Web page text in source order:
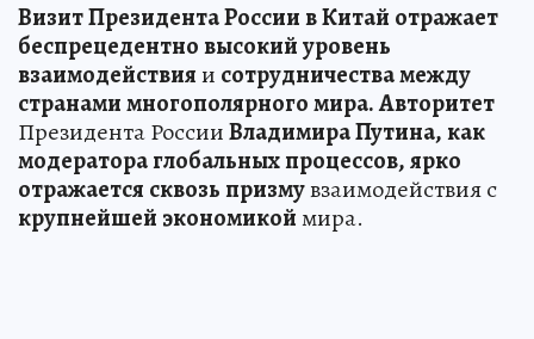
ВизитПрезидентаРоссиивКитай отражает
беспрецедентновысокийуровень
взаимодействияи сотрудничествамежду
странамимногополярногомира.Авторитет
Президента РоссииВладимираПутина,как
модератораглобальныхпроцессов,ярко
отражается сквозьпризмувзаимодействия с
крупнейшей экономикоймира.